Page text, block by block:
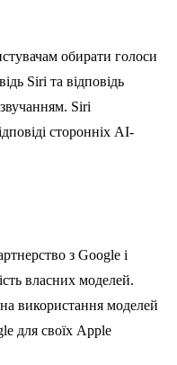
обирати голоси
Siri та відповідь
Siri
сторонніх AI-
з Google і
власних моделей.
використання моделей
для своїх Apple